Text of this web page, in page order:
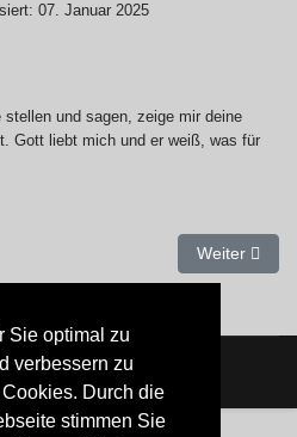
Sie optimal zu
verbessern zu
Durch die
stimmen Sie
07. Januar 2025
und sagen, zeige mir deine
Gott liebt mich und er weiß, was für
lebt nicht nur vom Brot allein,
Nächster
Weiter